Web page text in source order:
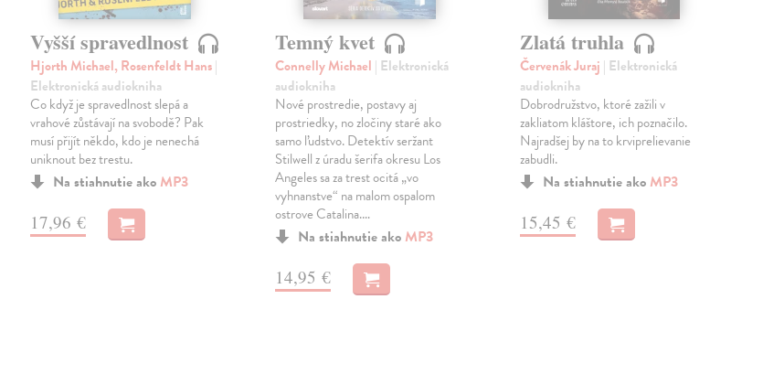
Vyšší spravedlnost
Hjorth Michael, Rosenfeldt Hans|
Elektronická audiokniha
Co když je spravedlnost slepá a
vrahové zůstávají na svobodě? Pak
musí přijít někdo, kdo je nenechá
uniknout bez trestu.
Na stiahnutie ako MP3
17,96 €
Temný kvet
Connelly Michael | Elektronická
audiokniha
Nové prostredie, postavy aj
prostriedky, no zločiny staré ako
samo ľudstvo. Detektív seržant
Stilwell z úradu šerifa okresu Los
Angeles sa za trest ocitá „vo
vyhnanstve“ na malom ospalom
ostrove Catalina.…
Na stiahnutie ako MP3
14,95 €
Zlatá truhla
Červenák Juraj | Elektronická
audiokniha
Dobrodružstvo, ktoré zažili v
zakliatom kláštore, ich poznačilo.
Najradšej by na to krviprelievanie
zabudli.
Na stiahnutie ako MP3
15,45 €